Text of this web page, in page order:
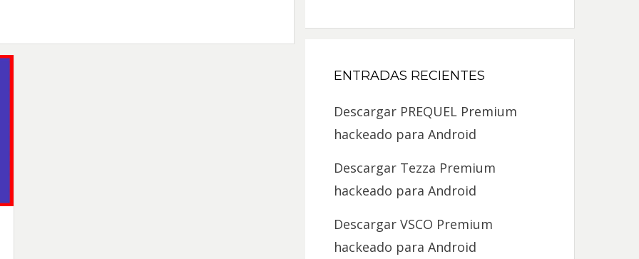
ENTRADAS RECIENTES
Descargar PREQUEL Premium
hackeado para Android
Descargar Tezza Premium
hackeado para Android
Descargar VSCO Premium
hackeado para Android